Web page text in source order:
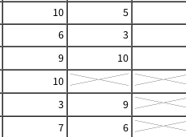
10
5
6
3
9
10
10
3
9
7
6